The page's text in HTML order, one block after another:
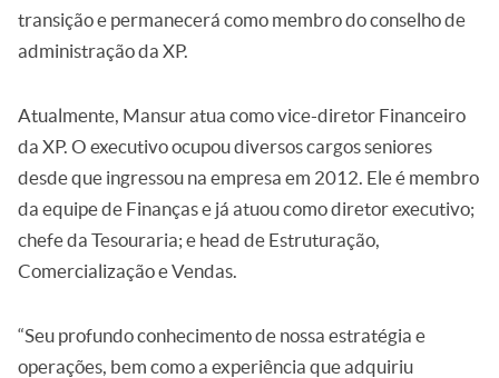
transição e permanecerá como membro do conselho de
administração da XP.
Atualmente, Mansur atua como vice-diretor Financeiro
da XP. O executivo ocupou diversos cargos seniores
desde que ingressou na empresa em 2012. Ele é membro
da equipe de Finanças e já atuou como diretor executivo;
chefe da Tesouraria; e head de Estruturação,
Comercialização e Vendas.
“Seu profundo conhecimento de nossa estratégia e
operações, bem como a experiência que adquiriu